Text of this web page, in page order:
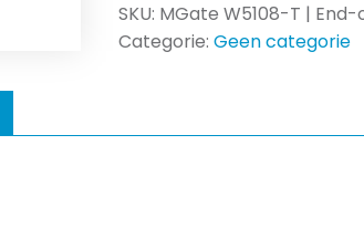
SKU: MGate W5108-T |
Categorie:Geen categorie